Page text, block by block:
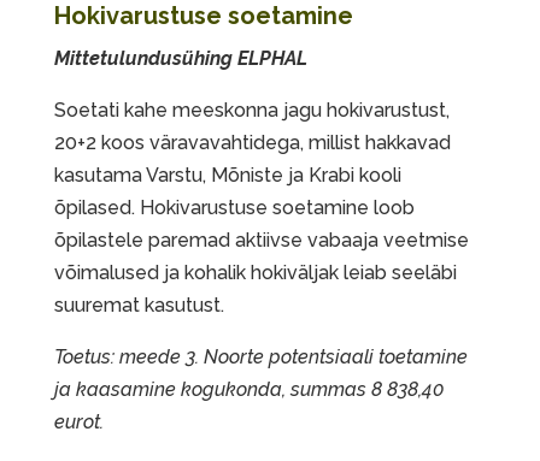
Hokivarustuse soetamine
Mittetulundusühing ELPHAL
Soetati kahe meeskonna jagu hokivarustust,
20+2 koos väravavahtidega, millist hakkavad
kasutama Varstu, Mõniste ja Krabi kooli
õpilased. Hokivarustuse soetamine loob
õpilastele paremad aktiivse vabaaja veetmise
võimalused ja kohalik hokiväljak leiab seeläbi
suuremat kasutust.
Toetus: meede 3. Noorte potentsiaali toetamine
ja kaasamine kogukonda, summas 8 838,40
eurot.